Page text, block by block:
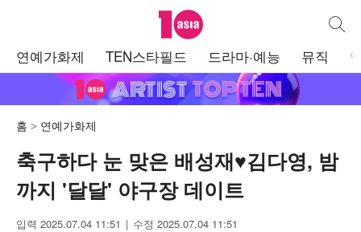
텐아시아 통합
연예가화제 TEN스타필드 드라마·예능 뮤직
홈 연예가화제
축구하다 눈 맞은 배성재♥김다영, 밤
까지 '달달' 야구장 데이트
입력 2025.07.04 11:51 수정 2025.07.04 11:51